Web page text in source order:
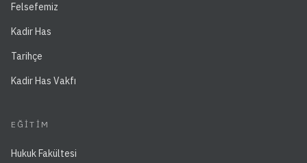
Felsefemiz
Kadir Has
Tarihçe
Kadir Has Vakfı
EĞITIM
Hukuk Fakültesi